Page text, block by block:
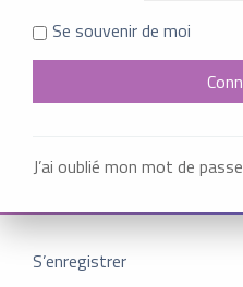
Se souvenir de moi
J’ai oublié mon mot de passe
S’enregistrer